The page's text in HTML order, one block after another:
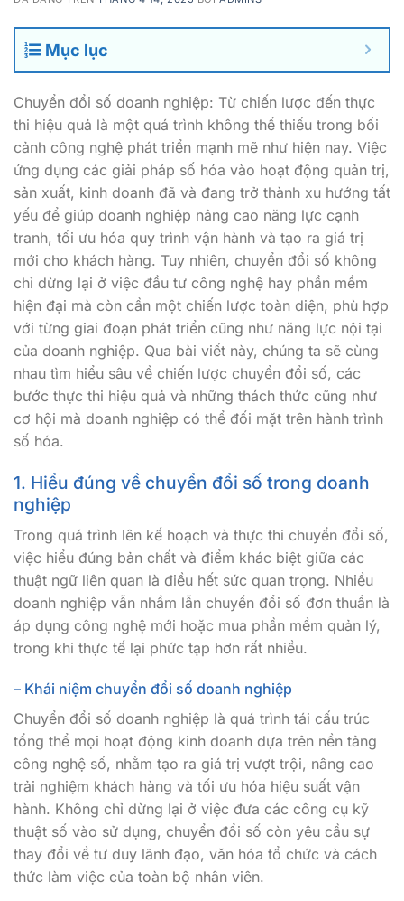
Mục lục
Chuyển đổi số doanh nghiệp: Từ chiến lược đến thực
thi hiệu quả là một quá trình không thể thiếu trong bối
cảnh công nghệ phát triển mạnh mẽ như hiện nay. Việc
ứng dụng các giải pháp số hóa vào hoạt động quản trị,
sản xuất, kinh doanh đã và đang trở thành xu hướng tất
yếu để giúp doanh nghiệp nâng cao năng lực cạnh
tranh, tối ưu hóa quy trình vận hành và tạo ra giá trị
mới cho khách hàng. Tuy nhiên, chuyển đổi số không
chỉ dừng lại ở việc đầu tư công nghệ hay phần mềm
hiện đại mà còn cần một chiến lược toàn diện, phù hợp
với từng giai đoạn phát triển cũng như năng lực nội tại
của doanh nghiệp. Qua bài viết này, chúng ta sẽ cùng
nhau tìm hiểu sâu về chiến lược chuyển đổi số, các
bước thực thi hiệu quả và những thách thức cũng như
cơ hội mà doanh nghiệp có thể đối mặt trên hành trình
số hóa.
1. Hiểu đúng về chuyển đổi số trong doanh
nghiệp
Trong quá trình lên kế hoạch và thực thi chuyển đổi số,
việc hiểu đúng bản chất và điểm khác biệt giữa các
thuật ngữ liên quan là điều hết sức quan trọng. Nhiều
doanh nghiệp vẫn nhầm lẫn chuyển đổi số đơn thuần là
áp dụng công nghệ mới hoặc mua phần mềm quản lý,
trong khi thực tế lại phức tạp hơn rất nhiều.
– Khái niệm chuyển đổi số doanh nghiệp
Chuyển đổi số doanh nghiệp là quá trình tái cấu trúc
tổng thể mọi hoạt động kinh doanh dựa trên nền tảng
công nghệ số, nhằm tạo ra giá trị vượt trội, nâng cao
trải nghiệm khách hàng và tối ưu hóa hiệu suất vận
hành. Không chỉ dừng lại ở việc đưa các công cụ kỹ
thuật số vào sử dụng, chuyển đổi số còn yêu cầu sự
thay đổi về tư duy lãnh đạo, văn hóa tổ chức và cách
thức làm việc của toàn bộ nhân viên.